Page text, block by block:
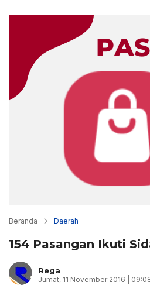
Beranda Daerah
154 Pasangan Ikuti
Rega
Jumat, 11 November 2016 |